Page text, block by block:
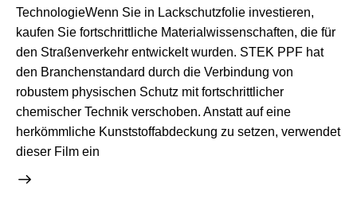
TechnologieWenn Sie in Lackschutzfolie investieren,
kaufen Sie fortschrittliche Materialwissenschaften, die für
den Straßenverkehr entwickelt wurden. STEK PPF hat
den Branchenstandard durch die Verbindung von
robustem physischen Schutz mit fortschrittlicher
chemischer Technik verschoben. Anstatt auf eine
herkömmliche Kunststoffabdeckung zu setzen, verwendet
dieser Film ein